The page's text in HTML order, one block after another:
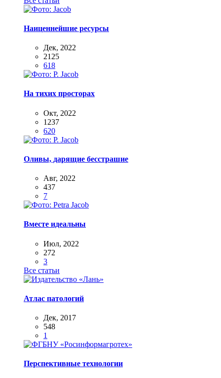
Наиценнейшие ресурсы
Дек, 2022
2125
618
На тихих просторах
Окт, 2022
1237
620
Оливы, дарящие бесстрашие
Авг, 2022
437
7
Вместе идеальны
Июл, 2022
272
3
Все статьи
Атлас патологий
Дек, 2017
548
1
Перспективные технологии